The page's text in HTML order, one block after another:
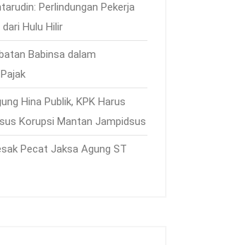
Perlindungan Pekerja
Hulu Hilir
Babinsa dalam
Hina Publik, KPK Harus
Korupsi Mantan Jampidsus
Pecat Jaksa Agung ST